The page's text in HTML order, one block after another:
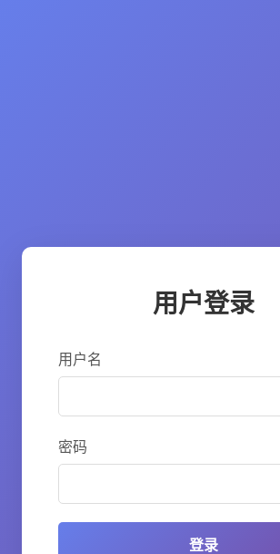
用户登录
用户名
密码
登录